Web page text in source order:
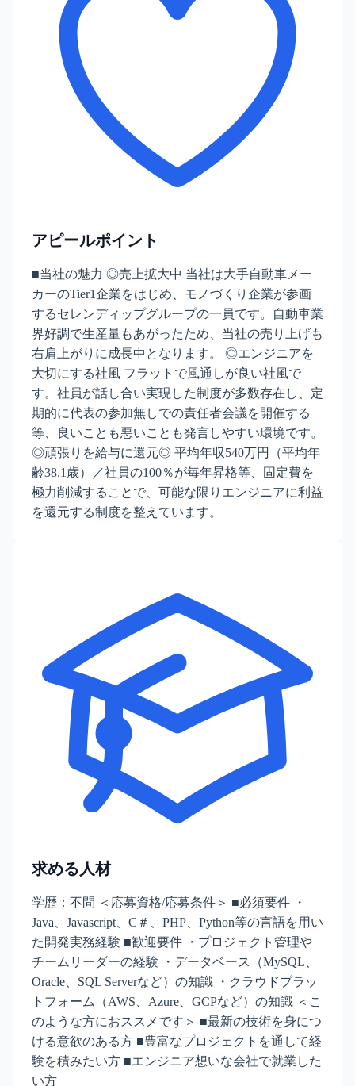
アピールポイント
■当社の魅力 ◎売上拡大中 当社は大手自動車メー
カーのTier1企業をはじめ、モノづくり企業が参画
するセレンディップグループの一員です。自動車業
界好調で生産量もあがったため、当社の売り上げも
右肩上がりに成長中となります。 ◎エンジニアを
大切にする社風 フラットで風通しが良い社風で
す。社員が話し合い実現した制度が多数存在し、定
期的に代表の参加無しでの責任者会議を開催する
等、良いことも悪いことも発言しやすい環境です。
◎頑張りを給与に還元◎ 平均年収540万円（平均年
齢38.1歳）／社員の100％が毎年昇格等、固定費を
極力削減することで、可能な限りエンジニアに利益
を還元する制度を整えています。
求める人材
学歴：不問 ＜応募資格/応募条件＞ ■必須要件 ・
Java、Javascript、C＃、PHP、Python等の言語を用い
た開発実務経験 ■歓迎要件 ・プロジェクト管理や
チームリーダーの経験 ・データベース（MySQL、
Oracle、SQL Serverなど）の知識 ・クラウドプラッ
トフォーム（AWS、Azure、GCPなど）の知識 ＜こ
のような方におススメです＞ ■最新の技術を身につ
ける意欲のある方 ■豊富なプロジェクトを通して経
験を積みたい方 ■エンジニア想いな会社で就業した
い方